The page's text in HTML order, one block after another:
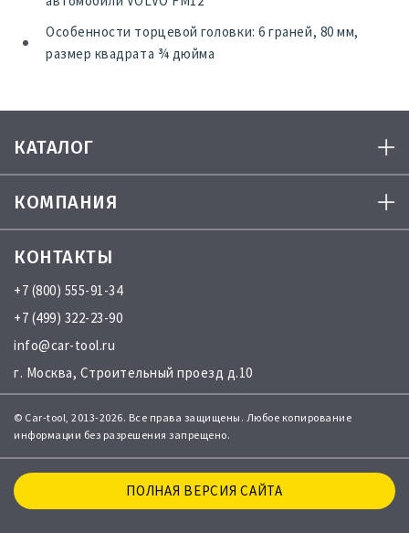
Особенности торцевой головки: 6 граней, 80 мм,
размер квадрата ¾ дюйма
КАТАЛОГ
КОМПАНИЯ
КОНТАКТЫ
+7 (800) 555-91-34
+7 (499) 322-23-90
info@car-tool.ru
г. Москва, Строительный проезд д.10
© Car-tool, 2013-2026. Все права защищены. Любое копирование
информации без разрешения запрещено.
ПОЛНАЯ ВЕРСИЯ САЙТА